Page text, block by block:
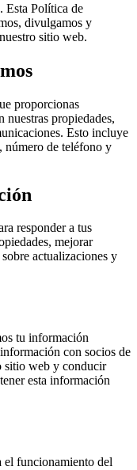
Esta Política de
divulgamos y
sitio web.
proporcionas
nuestras propiedades,
Esto incluye
número de teléfono y
responder a tus
mejorar
actualizaciones y
tu información
con socios de
sitio web y conducir
esta información
el funcionamiento del